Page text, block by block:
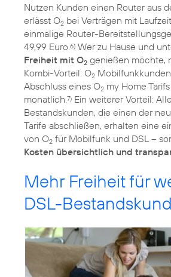
Nutzen Kunden einen Router aus
erlässt O2 bei Verträgen mit
einmalige Router-
49,99 Euro. 6) Wer zu Hause und
Freiheit mit O2 genießen möchte,
Kombi-Vorteil: O2
Abschluss eines O2 my Home
monatlich. 7) Ein weiterer Vorteil:
Bestandskunden, die einen der
Tarife abschließen, erhalten eine
von O2 für Mobilfunk und DSL –
Kosten übersichtlich und
Mehr Freiheit für
DSL-